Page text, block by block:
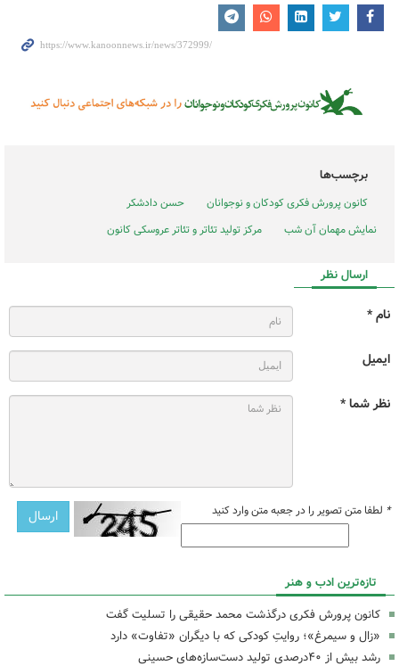
برچسب‌ها
کانون پرورش فکری کودکان و نوجوانان
حسن دادشکر
نمایش مهمان آن شب
مرکز تولید تئاتر و تئاتر عروسکی کانون
ارسال نظر
نام *
ایمیل
نظر شما *
* لطفا متن تصویر را در جعبه متن وارد کنید
تازه‌ترین ادب و هنر
کانون پرورش فکری درگذشت محمد حقیقی را تسلیت گفت
«زال و سیمرغ»؛ روایتِ کودکی که با دیگران «تفاوت» دارد
رشد بیش از ۴۰درصدی تولید دست‌سازه‌های حسینی